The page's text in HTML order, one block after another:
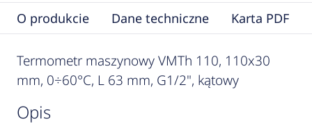
O produkcie Dane techniczne Karta PDF
Termometr maszynowy VMTh 110, 110x30
mm, 0÷60°C, L 63 mm, G1/2", kątowy
opis